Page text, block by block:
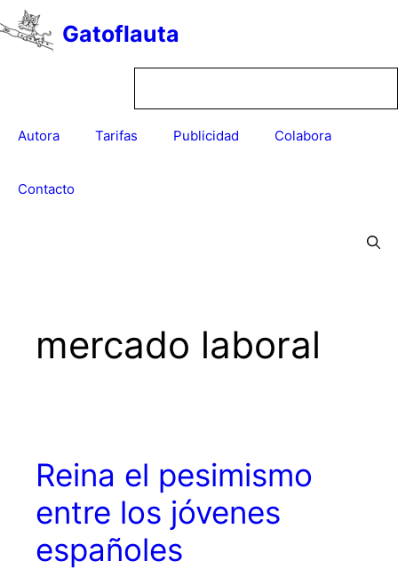
Saltar
al
contenido
Gatoflauta
Autora Tarifas Publicidad Colabora
Contacto
mercado laboral
Reina el pesimismo
entre los jóvenes
españoles